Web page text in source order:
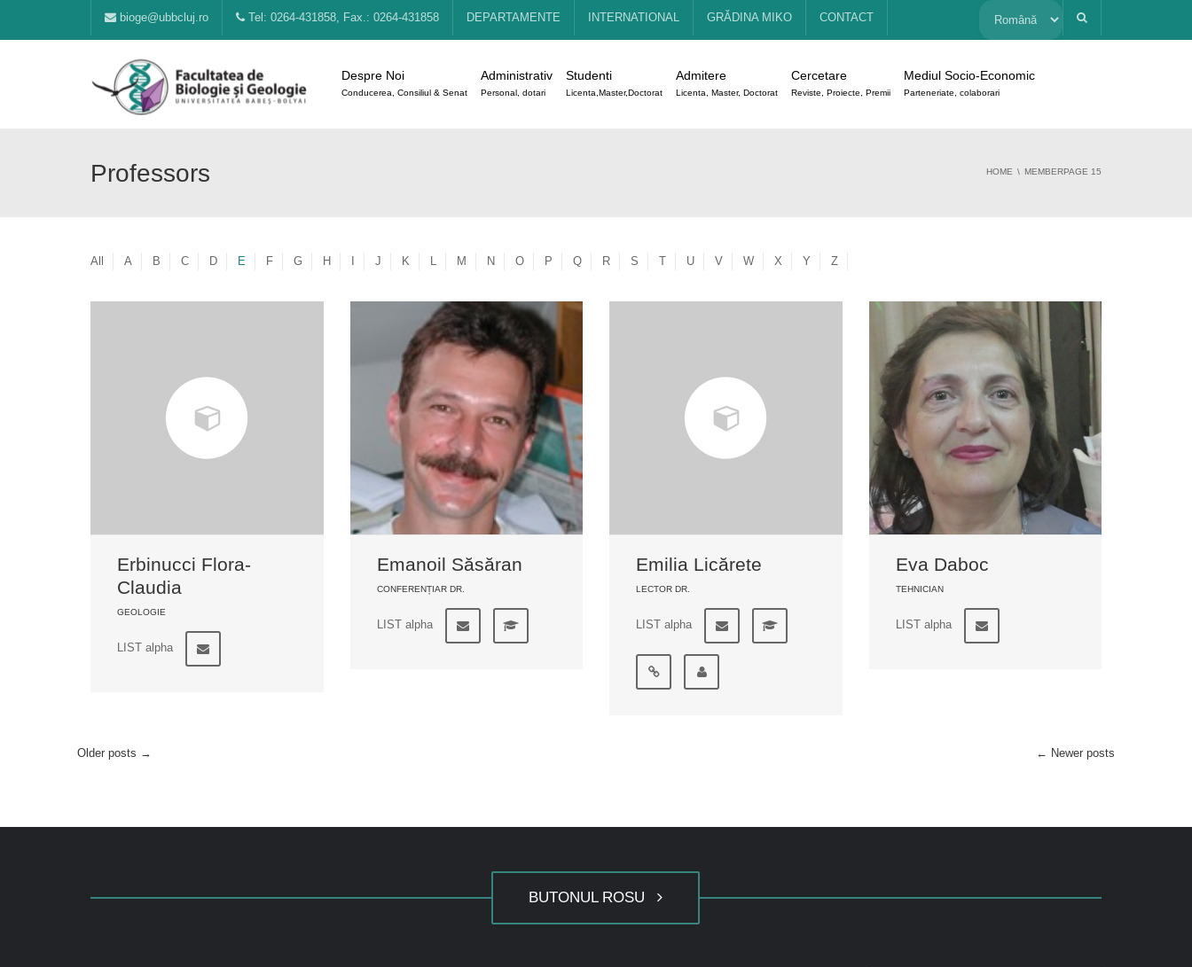
bioge@ubbcluj.ro Tel: 0264-431858, Fax.: 0264-431858 DEPARTAMENTE INTERNATIONAL GRĂDINA MIKO CONTACT Alege
limbă
Despre Noi
Conducerea, Consiliul & Senat
Administrativ
Personal, dotari
Studenti
Licenta,Master,Doctorat
Admitere
Licenta, Master, Doctorat
Cercetare
Reviste, Proiecte, Premii
Mediul Socio-Economic
Parteneriate, colaborari
Professors HOME MEMBERPAGE 15
All A B C D E F G H J K L M N O P Q R S T U V W X Y Z
Erbinucci Flora-
Claudia
GEOLOGIE
LIST alpha
Emanoil Săsăran
CONFERENȚIAR DR.
LIST alpha
Emilia Licărete
LECTOR DR.
LIST alpha
Eva Daboc
TEHNICIAN
LIST alpha
Older posts → ← Newer posts
BUTONUL ROSU